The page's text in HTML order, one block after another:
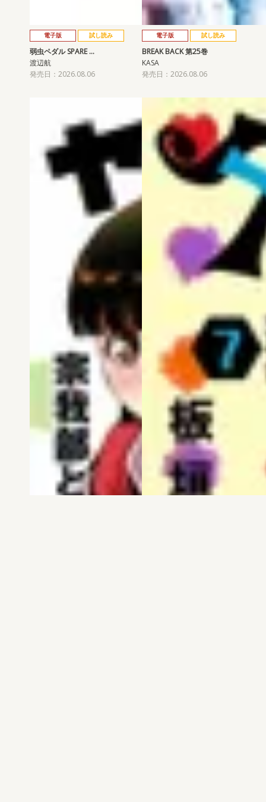
電子版 試し読み
弱虫ペダル SPARE …
渡辺航
発売日：2026.08.06
電子版 試し読み
BREAK BACK 第25巻
KASA
発売日：2026.08.06